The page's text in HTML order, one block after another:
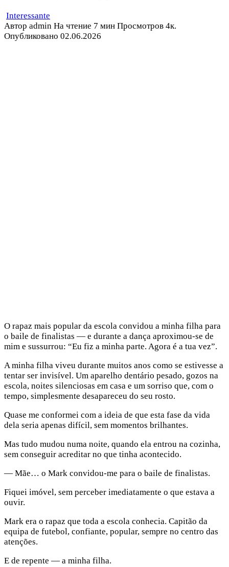
Interessante
Автор admin На чтение 7 мин Просмотров 4к.
Опубликовано 02.06.2026
O rapaz mais popular da escola convidou a minha filha para
o baile de finalistas — e durante a dança aproximou-se de
mim e sussurrou: “Eu fiz a minha parte. Agora é a tua vez”.
A minha filha viveu durante muitos anos como se estivesse a
tentar ser invisível. Um aparelho dentário pesado, gozos na
escola, noites silenciosas em casa e um sorriso que, com o
tempo, simplesmente desapareceu do seu rosto.
Quase me conformei com a ideia de que esta fase da vida
dela seria apenas difícil, sem momentos brilhantes.
Mas tudo mudou numa noite, quando ela entrou na cozinha,
sem conseguir acreditar no que tinha acontecido.
— Mãe… o Mark convidou-me para o baile de finalistas.
Fiquei imóvel, sem perceber imediatamente o que estava a
ouvir.
Mark era o rapaz que toda a escola conhecia. Capitão da
equipa de futebol, confiante, popular, sempre no centro das
atenções.
E de repente — a minha filha.